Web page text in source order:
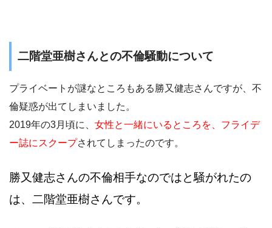
二階堂亜樹さんとの不倫騒動について
プライベートが謎なところもある勝又健志さんですが、不
倫疑惑が出てしまいました。
2019年の3月頃に、 女性と一緒にいるところを、フライデ
ー誌にスクープされてしまったのです。
勝又健志さんの不倫相手なのではと騒がれたの
は、二階堂亜樹さんです。